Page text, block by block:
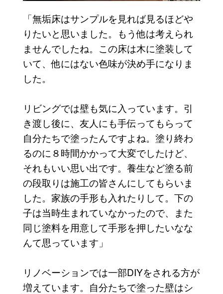
「無垢床はサンプルを見れば見るほどや
りたいと思いました。もう他は考えられ
ませんでしたね。この床は木に塗装して
いて、他にはない色味が決め手になりま
した。
リビングでは壁も気に入っています。引
き渡し後に、友人にも手伝ってもらって
自分たちで塗ったんですよね。塗り終わ
るのに８時間かかって大変でしたけど、
それもいい思い出です。養生など塗る前
の段取りは施工の皆さんにしてもらいま
した。家族の手形も入れたりして。下の
子は当時生まれていなかったので、また
同じ塗料を用意して手形を押したいなな
んて思っています」
リノベーションでは一部DIYをされる方が
増えています。自分たちで塗った壁はシ